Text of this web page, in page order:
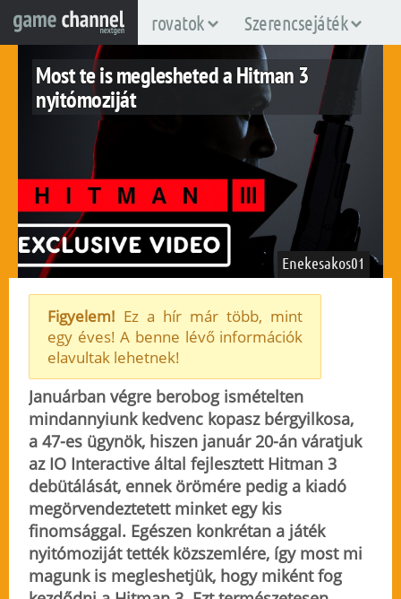
rovatok Szerencsejáték
Most te is meglesheted a Hitman 3
nyitómoziját
pc ps4 ps5 xboxone xboxsx
Enekesakos01
Figyelem! Ez a hír már több, mint
egy éves! A benne lévő információk
elavultak lehetnek!
Januárban végre berobog ismételten
mindannyiunk kedvenc kopasz bérgyilkosa,
a 47-es ügynök, hiszen január 20-án váratjuk
az IO Interactive által fejlesztett Hitman 3
debütálását, ennek örömére pedig a kiadó
megörvendeztetett minket egy kis
finomsággal. Egészen konkrétan a játék
nyitómoziját tették közszemlére, így most mi
magunk is megleshetjük, hogy miként fog